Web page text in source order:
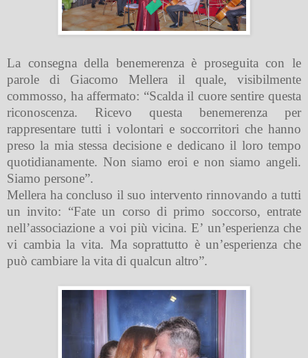
La consegna della benemerenza è proseguita con le
parole di Giacomo Mellera il quale, visibilmente
commosso, ha affermato: “Scalda il cuore sentire questa
riconoscenza. Ricevo questa benemerenza per
rappresentare tutti i volontari e soccorritori che hanno
preso la mia stessa decisione e dedicano il loro tempo
quotidianamente. Non siamo eroi e non siamo angeli.
Siamo persone”.
Mellera ha concluso il suo intervento rinnovando a tutti
un invito: “Fate un corso di primo soccorso, entrate
nell’associazione a voi più vicina. E’ un’esperienza che
vi cambia la vita. Ma soprattutto è un’esperienza che
può cambiare la vita di qualcun altro”.